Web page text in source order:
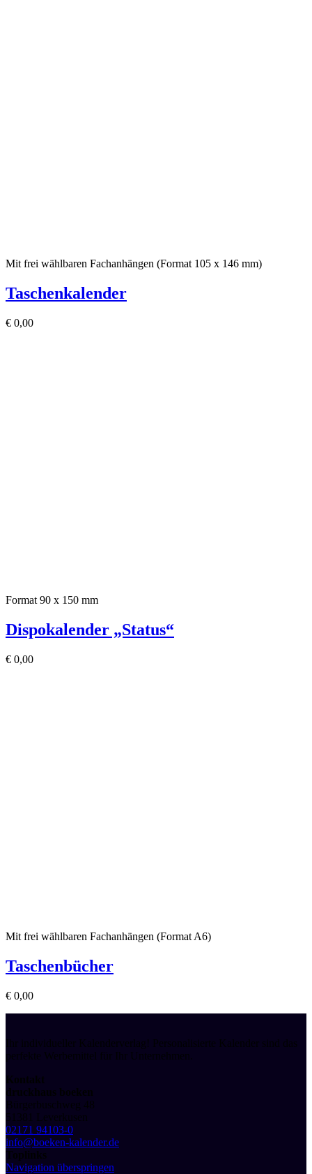
Mit frei wählbaren Fachanhängen (Format 105 x 146 mm)
Taschenkalender
€ 0,00
Format 90 x 150 mm
Dispokalender „Status“
€ 0,00
Mit frei wählbaren Fachanhängen (Format A6)
Taschenbücher
€ 0,00
Ihr individueller Kalenderverlag! Personalisierte Kalender sind das
perfekte Werbemittel für Ihr Unternehmen.
Kontakt
druckhaus boeken
Bürgerbuschweg 48
51381 Leverkusen
02171 94103-0
info@boeken-kalender.de
Toplinks
Navigation überspringen